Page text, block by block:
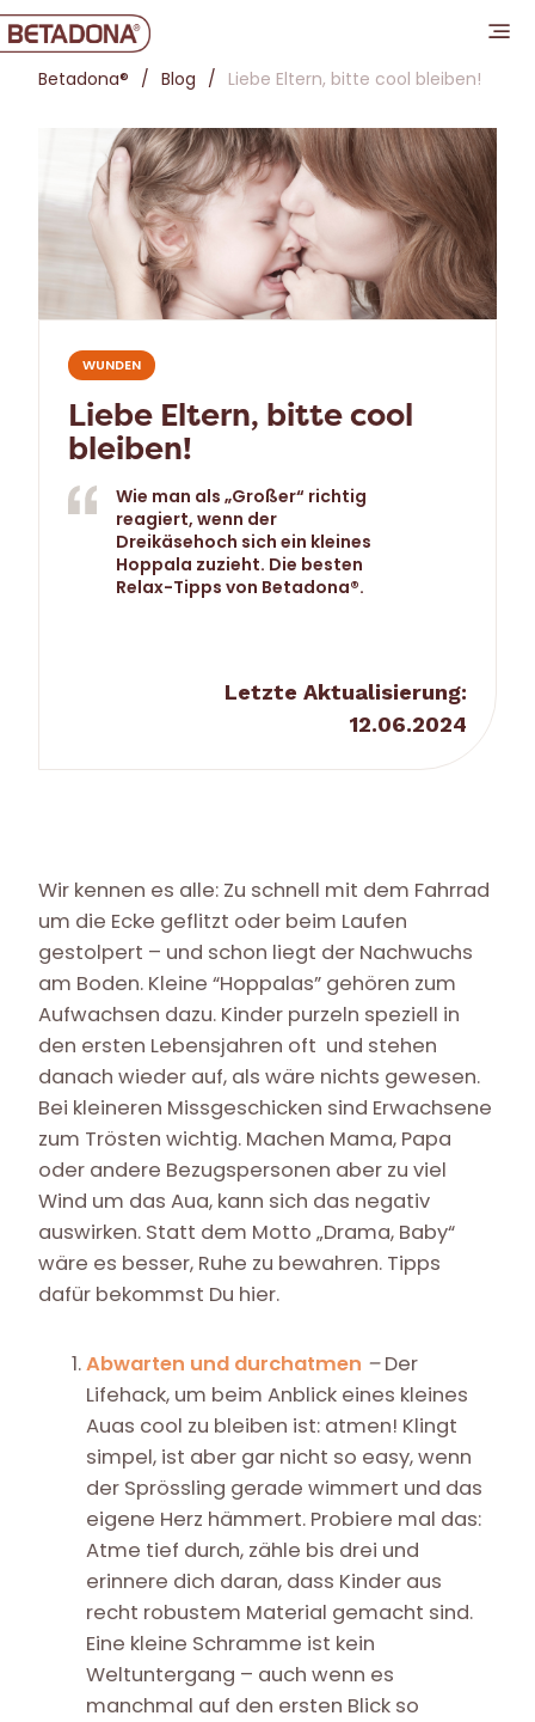
Betadona® Blog Liebe Eltern, bitte cool bleiben!
WUNDEN
Liebe Eltern, bitte cool
bleiben!
Wie man als „Großer“ richtig
reagiert, wenn der
Dreikäsehoch sich ein kleines
Hoppala zuzieht. Die besten
Relax-Tipps von Betadona®.
Letzte Aktualisierung:
12.06.2024
Wir kennen es alle: Zu schnell mit dem Fahrrad
um die Ecke geflitzt oder beim Laufen
gestolpert – und schon liegt der Nachwuchs
am Boden. Kleine “Hoppalas” gehören zum
Aufwachsen dazu. Kinder purzeln speziell in
den ersten Lebensjahren oft und stehen
danach wieder auf, als wäre nichts gewesen.
Bei kleineren Missgeschicken sind Erwachsene
zum Trösten wichtig. Machen Mama, Papa
oder andere Bezugspersonen aber zu viel
Wind um das Aua, kann sich das negativ
auswirken. Statt dem Motto „Drama, Baby“
wäre es besser, Ruhe zu bewahren. Tipps
dafür bekommst Du hier.
Abwarten und durchatmen –Der
Lifehack, um beim Anblick eines kleines
Auas cool zu bleiben ist: atmen! Klingt
simpel, ist aber gar nicht so easy, wenn
der Sprössling gerade wimmert und das
eigene Herz hämmert. Probiere mal das:
Atme tief durch, zähle bis drei und
erinnere dich daran, dass Kinder aus
recht robustem Material gemacht sind.
Eine kleine Schramme ist kein
Weltuntergang – auch wenn es
manchmal auf den ersten Blick so